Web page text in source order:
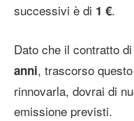
successivi è di 1 €.
Dato che il contratto
anni, trascorso
rinnovarla, dovrai di
emissione previsti.